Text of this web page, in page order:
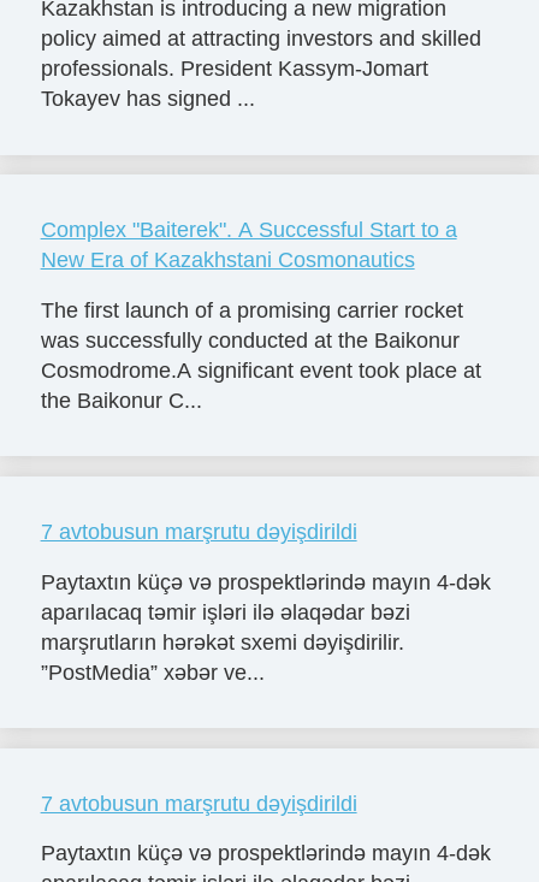
Kazakhstan is introducing a new migration
policy aimed at attracting investors and skilled
professionals. President Kassym-Jomart
Tokayev has signed ...
Complex "Baiterek". A Successful Start to a
New Era of Kazakhstani Cosmonautics
The first launch of a promising carrier rocket
was successfully conducted at the Baikonur
Cosmodrome.A significant event took place at
the Baikonur C...
7 avtobusun marşrutu dəyişdirildi
Paytaxtın küçə və prospektlərində mayın 4-dək
aparılacaq təmir işləri ilə əlaqədar bəzi
marşrutların hərəkət sxemi dəyişdirilir.
”PostMedia” xəbər ve...
7 avtobusun marşrutu dəyişdirildi
Paytaxtın küçə və prospektlərində mayın 4-dək